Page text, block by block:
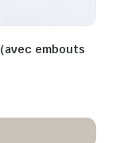
embouts